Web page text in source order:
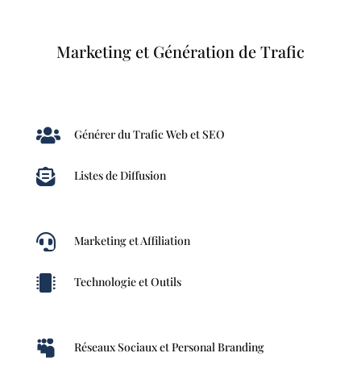
Marketing et Génération de Trafic
 Générer du Trafic Web et SEO
 Listes de Diffusion
 Marketing et Affiliation
 Technologie et Outils
 Réseaux Sociaux et Personal Branding